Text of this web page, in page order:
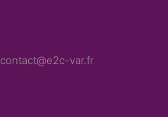
contact@e2c-var.fr